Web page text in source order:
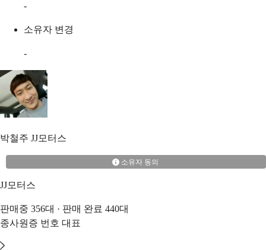
-
소유자 변경
-
박철주 JJ모터스
소유자 동의
JJ모터스
판매중 356대 · 판매 완료 440대
종사원증 번호 대표